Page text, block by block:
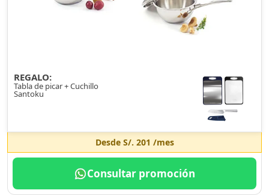
REGALO:
Tabla de picar + Cuchillo
Santoku
Desde S/. 201 /mes
Consultar promoción